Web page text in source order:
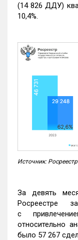
(14 826 ДДУ)
10,4%.
Источник: Росреестр
За девять
Росреестре
с
относительно
было 57 267